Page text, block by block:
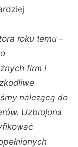
roku temu –
firm i
należącą do
Uzbrojona